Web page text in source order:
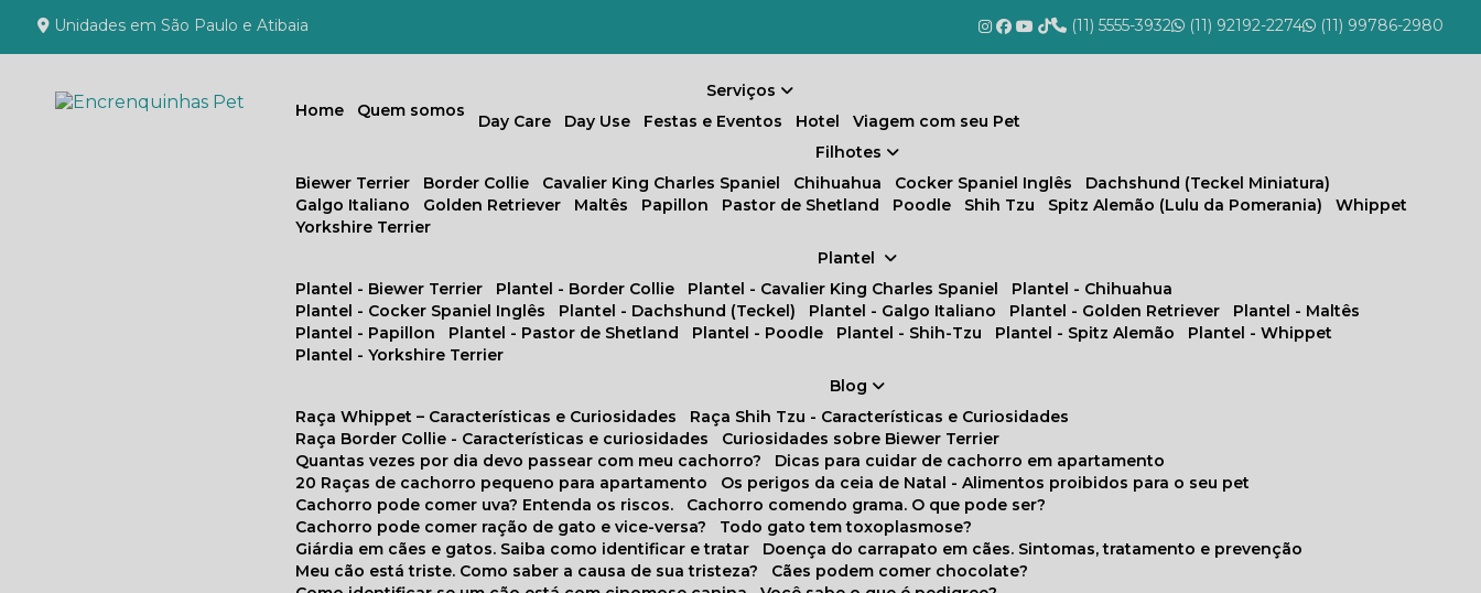
Unidades em São Paulo e Atibaia (11) 5555-3932 (11) 92192-2274 (11) 99786-2980
Home Quem somos
Plantel
Plantel - Biewer Terrier
Plantel - Border Collie Plantel - Cavalier King Charles Spaniel
Plantel - Chihuahua
Plantel - Cocker Spaniel Inglês
Plantel - Dachshund (Teckel) Plantel - Galgo Italiano Plantel - Golden Retriever
Plantel - Maltês
Plantel - Papillon
Plantel - Pastor de Shetland Plantel - Poodle Plantel - Shih-Tzu Plantel - Spitz Alemão
Plantel - Whippet
Plantel - Yorkshire Terrier
Blog
Raça Whippet – Características e Curiosidades
Raça Shih Tzu - Características e Curiosidades
Raça Border Collie - Características e curiosidades
Curiosidades sobre Biewer Terrier
Quantas vezes por dia devo passear com meu cachorro?
Dicas para cuidar de cachorro em apartamento
20 Raças de cachorro pequeno para apartamento
Os perigos da ceia de Natal - Alimentos proibidos para o seu pet
Cachorro pode comer uva? Entenda os riscos.
Cachorro comendo grama. O que pode ser?
Cachorro pode comer ração de gato e vice-versa?
Todo gato tem toxoplasmose?
Giárdia em cães e gatos. Saiba como identificar e tratar
Doença do carrapato em cães. Sintomas, tratamento e prevenção
Meu cão está triste. Como saber a causa de sua tristeza?
Cães podem comer chocolate?
Serviços
Day Care
Day Use Festas e Eventos Hotel
Viagem com seu Pet
Filhotes
Biewer Terrier
Border Collie Cavalier King Charles Spaniel Chihuahua Cocker Spaniel Inglês
Dachshund (Teckel Miniatura)
Galgo Italiano
Golden Retriever Maltês Papillon Pastor de Shetland Poodle Shih Tzu Spitz Alemão (Lulu da Pomerania)
Whippet
Yorkshire Terrier